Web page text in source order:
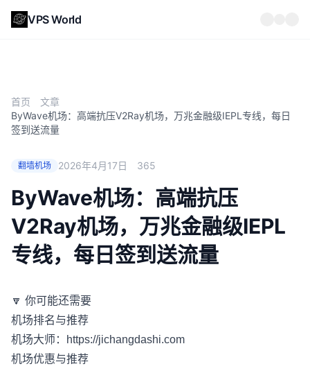
VPS World
首页
文章
ByWave机场：高端抗压V2Ray机场，万兆金融级IEPL专线，每日
签到送流量
翻墙机场 2026年4月17日 365
ByWave机场：高端抗压
V2Ray机场，万兆金融级IEPL
专线，每日签到送流量
🔽 你可能还需要
机场排名与推荐
机场大师：
https://jichangdashi.com
机场优惠与推荐